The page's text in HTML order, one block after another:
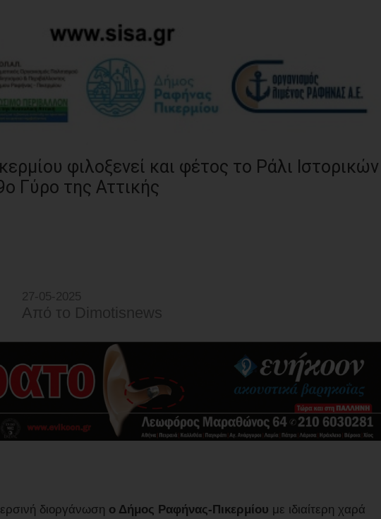
φιλοξενεί και φέτος το Ράλι Ιστορικών
Γύρο της Αττικής
27-05-2025
Από τo Dimotisnews
διοργάνωση ο Δήμος Ραφήνας-Πικερμίου με ιδιαίτερη χαρά